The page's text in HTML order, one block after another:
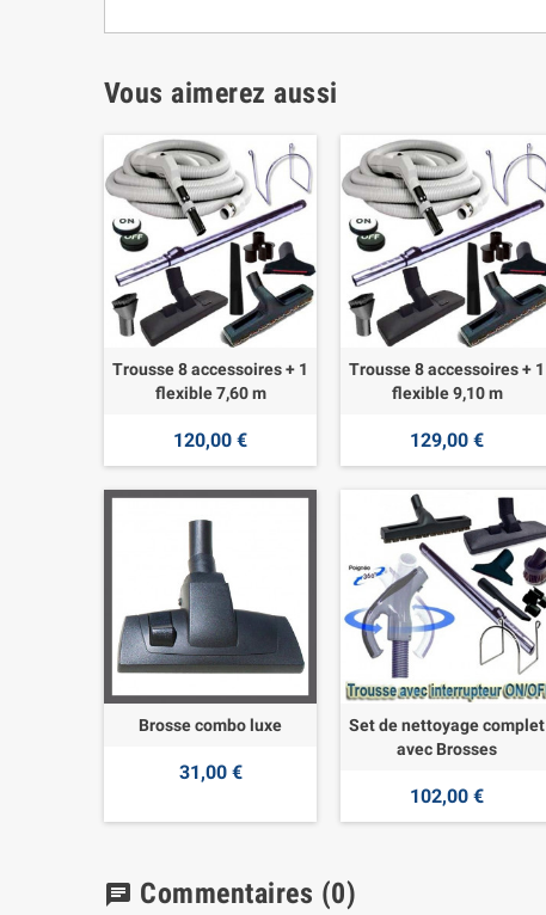
Vous aimerez aussi
Trousse 8 accessoires + 1
flexible 7,60 m
120,00 €
Trousse 8 accessoires + 1
flexible 9,10 m
129,00 €
Brosse combo luxe
31,00 €
Set de nettoyage complet
avec Brosses
102,00 €
chat Commentaires (0)